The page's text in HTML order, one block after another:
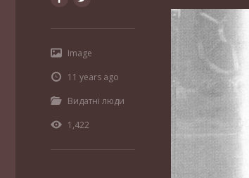
Image
11 years ago
Видатні люди
1,422